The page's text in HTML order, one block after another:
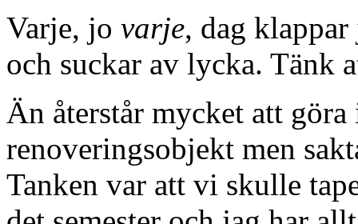
Varje, jo varje, dag
och suckar av lycka. Tänk
Än återstår mycket att
renoveringsobjekt men
Tanken var att vi skulle